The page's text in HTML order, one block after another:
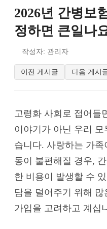
2026년 간병보
정하면 큰일나
작성자: 관리자
이전 게시글 다음 게시
고령화 사회로 접어들
이야기가 아닌 우리
습니다. 사랑하는 가
동이 불편해질 경우,
한 비용이 발생할 수
담을 덜어주기 위해 많
가입을 고려하고 계십